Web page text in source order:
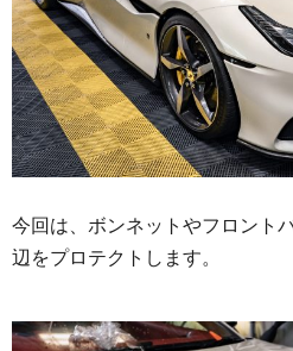
今回は、ボンネットやフロント
辺をプロテクトします。